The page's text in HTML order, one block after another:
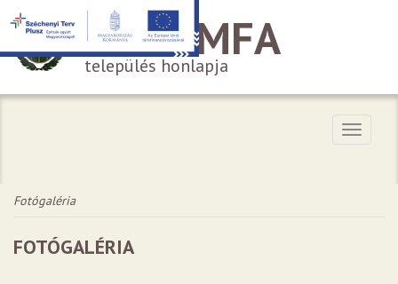
HÁROMFA
település honlapja
Menü
Fotógaléria
FOTÓGALÉRIA